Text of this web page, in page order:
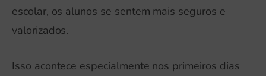
escolar, os alunos se sentem mais seguros e
valorizados.
Isso acontece especialmente nos primeiros dias